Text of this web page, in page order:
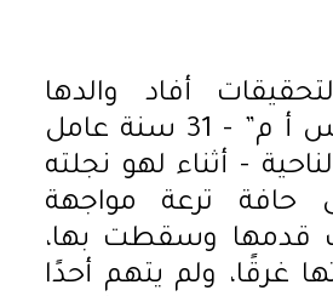
أفاد والدها
المدعو “شمس أ م” - 31 سنة عامل
- أثناء لهو نجلته
حافة ترعة مواجهة
قدمها وسقطت بها،
غرقًا، ولم يتهم أحدًا